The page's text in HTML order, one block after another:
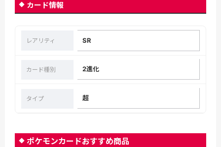
カード情報
レアリティ SR
カード種別 2進化
タイプ 超
ポケモンカードおすすめ商品